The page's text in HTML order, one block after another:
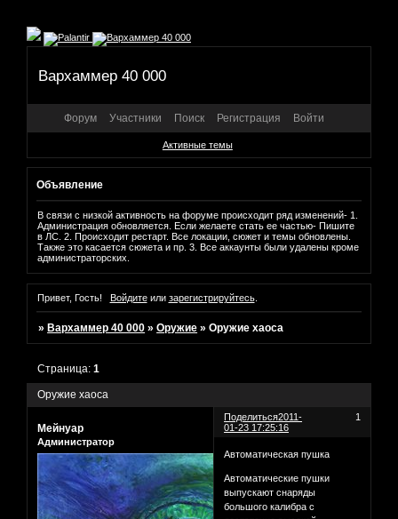
Вархаммер 40 000
Форум Участники Поиск Регистрация Войти
Активные темы
Объявление
В связи с низкой активность на форуме происходит ряд изменений- 1.
Администрация обновляется. Если желаете стать ее частью- Пишите
в ЛС. 2. Происходит рестарт. Все локации, сюжет и темы обновлены.
Также это касается сюжета и пр. 3. Все аккаунты были удалены кроме
администраторских.
Привет, Гость! Войдитеили зарегистрируйтесь.
» Вархаммер 40 000 »Оружие »Оружие хаоса
Оружие хаоса
Страница:1
Поделиться 1
2011-
01-23 17:25:16
Мейнуар
Администратор
Автоматическая пушка
Автоматические пушки
выпускают снаряды
большого калибра с